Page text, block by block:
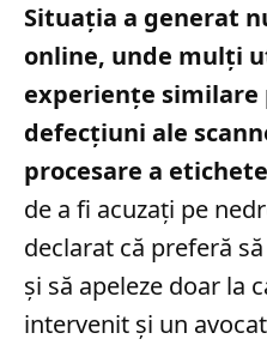
Situația a generat
online, unde mulți
experiențe similare
defecțiuni ale
procesare a
de a fi acuzați pe
declarat că preferă
și să apeleze doar la
intervenit și un